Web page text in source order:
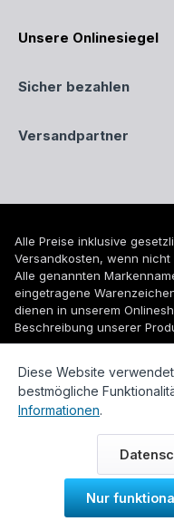
Unsere Onlinesiegel
Sicher bezahlen
Versandpartner
Alle Preise inklusive
Versandkosten, wenn nicht
Alle genannten
eingetragene
dienen in unserem
Beschreibung unserer
© 2026 WUH24.de -
Sanitärtechnik GmbH
Diese Website
bestmögliche
Informationen.
Nur